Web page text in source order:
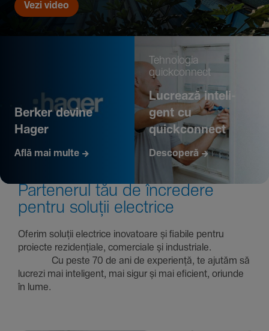
Vezi video
Berker devine
Hager
Află mai multe
Tehno­logia
quickconnect
Lucrează inte­li­
gent cu
quickconnect
Descoperă
Parte­nerul tău de încre­dere
pentru soluții electrice
Oferim soluții electrice inova­toare și fiabile pentru
proiecte rezi­den­țiale, comer­ciale și indus­triale.
Cu peste 70 de ani de expe­riență, te ajutăm să
lucrezi mai inte­li­gent, mai sigur și mai eficient, oriunde
în lume.